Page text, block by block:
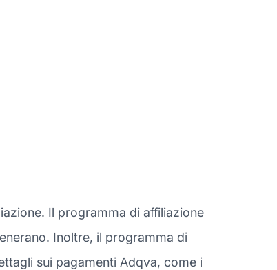
Il programma di affiliazione
Inoltre, il programma di
sui pagamenti Adqva, come i